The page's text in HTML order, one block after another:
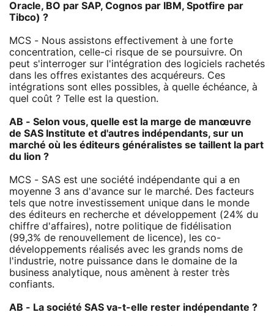
Oracle, BO par SAP, Cognos par IBM, Spotfire par
Tibco) ?
MCS - Nous assistons effectivement à une forte
concentration, celle-ci risque de se poursuivre. On
peut s'interroger sur l'intégration des logiciels rachetés
dans les offres existantes des acquéreurs. Ces
intégrations sont elles possibles, à quelle échéance, à
quel coût ? Telle est la question.
AB - Selon vous, quelle est la marge de manœuvre
de SAS Institute et d'autres indépendants, sur un
marché où les éditeurs généralistes se taillent la part
du lion ?
MCS - SAS est une société indépendante qui a en
moyenne 3 ans d'avance sur le marché. Des facteurs
tels que notre investissement unique dans le monde
des éditeurs en recherche et développement (24% du
chiffre d'affaires), notre politique de fidélisation
(99,3% de renouvellement de licence), les co-
développements réalisés avec les grands noms de
l'industrie, notre puissance dans le domaine de la
business analytique, nous amènent à rester très
confiants.
AB - La société SAS va-t-elle rester indépendante ?